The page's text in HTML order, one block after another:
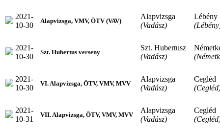
2021-
10-30
Alapvizsga, VMV, ÖTV (VAV)
Alapvizsga
(Vadász)
Lébény
2021-
10-30
Szt. Hubertus verseny
Szt. Hubertusz
(Vadász)
2021-
10-30
VI. Alapvizsga, ÖTV, VMV, MVV
Alapvizsga
(Vadász)
Cegléd
2021-
10-31
VII. Alapvizsga, ÖTV, VMV, MVV
Alapvizsga
(Vadász)
Cegléd